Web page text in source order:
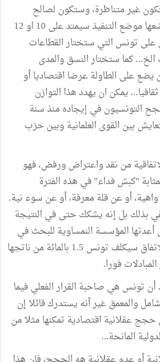
غير متناظرة، وستكون لصالح
تونس، وتدرّجية، حيث أن وضعها موضع التنفيذ سيمتد على 10 او 12
على تونس التي ستختار القطاعات
الخ... كما ستختار النسق والمدى
يضع على الطاولة عرضا اقتصاديا أو
يمكن ان يهدد هذا التوازن
نجح التونسيون في إيجاده منذ سنة
التعايش بين القوى العلمانية وبين حزب
من نقد واعتراض ورفض، فهو
"كبش فداء" في هذه الفترة
أو عن قلة معرفة، أو عن سوء نية.
بذلك بل إنه يشكك حتى في النتيجة
أعدتها المؤسسة النمساوية للبحث في
التنمية، والتي قالت فيها إن الاتفاق سيكلف تونس 1.5 بالمائة من ناتجها
فورا.
تونس هي صاحبة القرار الفعلي فيما
والمعمق غير أنه يستدرك قائلا إن
عقلانية اقتصادية تمكنها مثلا من
المانحة...